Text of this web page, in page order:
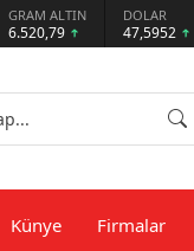
GRAM ALTIN
6.520,79
DOLAR
47,5952
Künye Firmalar